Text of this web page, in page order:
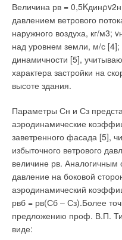
Величина рв =
давлением ветрового
наружного воздуха, кг/м3;
над уровнем земли, м/с
динамичности [5],
характера застройки на
высоте здания.
Параметры Сн и Сз
аэродинамические
заветренного фасада [5],
избыточного ветрового
величине рв. Аналогичным
давление на боковой
аэродинамический
рвб = рв(Сб – Сз).Более
предложению проф. В.П.
виде:
поверки самых различных
возникающие вопросы и
появления разделены на
вопросы, возникшие по
вопросы, возникшие по
С точки зрения автора, в
обойденной оказалась 3я
расходомеров,
Группа 1
Причины изготовителей
перечислены ниже.
расходомеров приборов
точности. Ряд
погрешностью 0,15 % в
расходомеры класса
решениям инженерных
применение которых
Одним из способов,
энергии в теплый период,
Тепловое взаимодействие
конструкций,
других предметов
обстановку в помещении.
температурный режим
поступление наружного
Ночью температура
Его поступление в
температуры внутреннего
ограждающих конструкций
теплотехнических